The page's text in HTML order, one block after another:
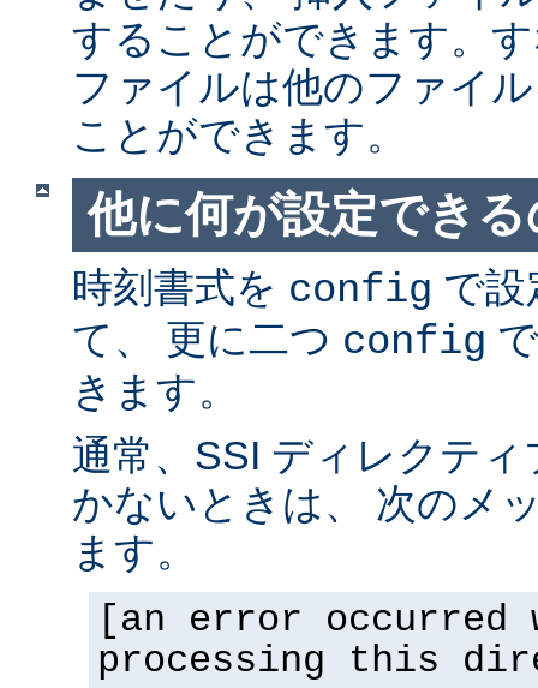
することができます。
ファイルは他のファイ
ことができます。
他に何が設定でき
時刻書式を config で設
て、 更に二つ config
きます。
通常、SSI ディレクテ
かないときは、 次のメ
ます。
[an error occurred
processing this